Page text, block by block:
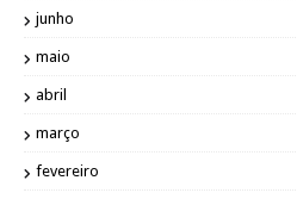
junho
maio
abril
março
fevereiro